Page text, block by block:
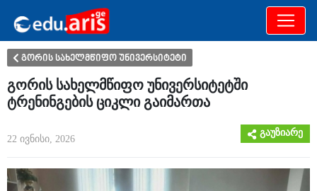
განათლება
გორის სახელმწიფო უნივერსიტეტი
გორის სახელმწიფო უნივერსიტეტში
ტრენინგების ციკლი გაიმართა
22 ივნისი, 2026
გაუზიარე